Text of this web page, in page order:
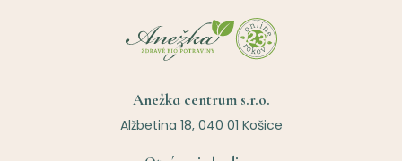
Anežka centrum s.r.o.
Alžbetina 18, 040 01 Košice